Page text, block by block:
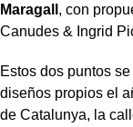
Maragall , con
Canudes & Ingrid
Estos dos puntos
diseños propios el
de Catalunya, la